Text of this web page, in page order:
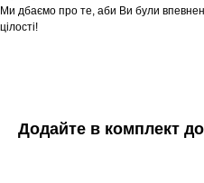
Ми дбаємо про те, аби Ви були
цілості!
Додайте в комплект